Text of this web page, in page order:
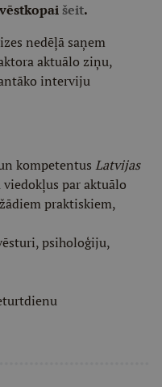
šeit.
nedēļā saņem
aktuālo ziņu,
interviju
kompetentus Latvijas
par aktuālo
praktiskiem,
psiholoģiju,